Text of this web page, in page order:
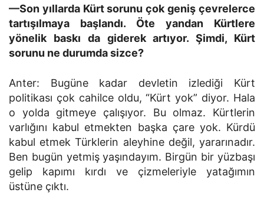
—Son yıllarda Kürt sorunu çok geniş çevrelerce
tartışıl­maya başlandı. Öte yandan Kürtlere
yönelik baskı da giderek artıyor. Şimdi, Kürt
sorunu ne durumda sizce?
Anter: Bugüne kadar devletin izlediği Kürt
politikası çok cahilce oldu, “Kürt yok” diyor. Hala
o yolda gitmeye çalışıy­or. Bu olmaz. Kürtlerin
varlığını kabul etmekten başka çare yok. Kürdü
kabul etmek Türklerin aleyhine değil, yararınadır.
Ben bugün yetmiş yaşındayım. Birgün bir yüzbaşı
gelip kapı­mı kırdı ve çizmeleriyle yatağımın
üstüne çıktı.